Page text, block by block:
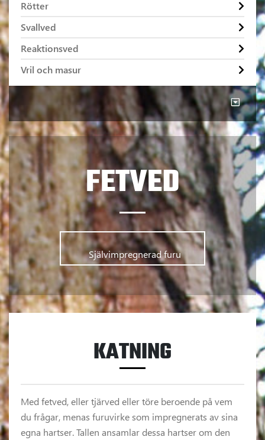
Rötter
Svallved
Reaktionsved
Vril och masur
FETVED
      	Självimpregnerad furu
KATNING
Med fetved, eller tjärved eller töre beroende på vem
du frågar, menas furuvirke som impregnerats av sina
egna hartser. Tallen ansamlar dessa hartser om den